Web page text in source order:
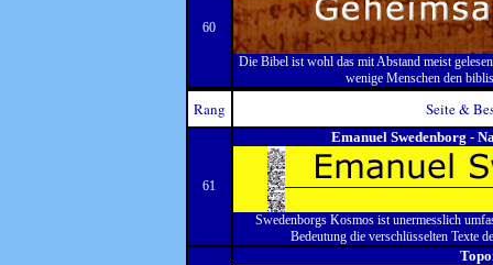
60
Die Bibel ist wohl das mit Abstand meist
wenige Menschen den
Rang Seite &
61
Emanuel Swedenborg -
Swedenborgs Kosmos ist unermesslich
Bedeutung die verschlüsselten Texte